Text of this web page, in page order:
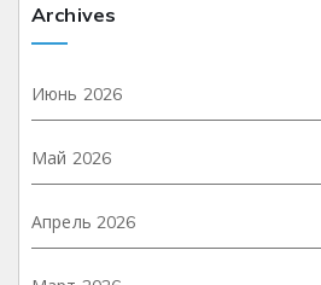
Archives
Июнь 2026
Май 2026
Апрель 2026